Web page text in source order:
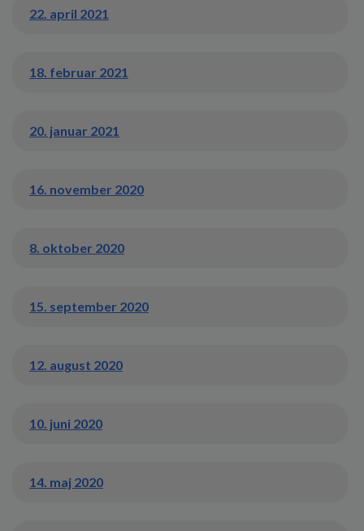
22. april 2021
18. februar 2021
20. januar 2021
16. november 2020
8. oktober 2020
15. september 2020
12. august 2020
10. juni 2020
14. maj 2020